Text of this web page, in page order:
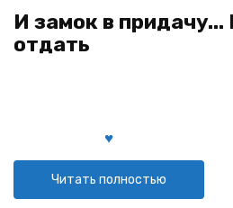
И замок в придачу...
отдать
Читать полностью